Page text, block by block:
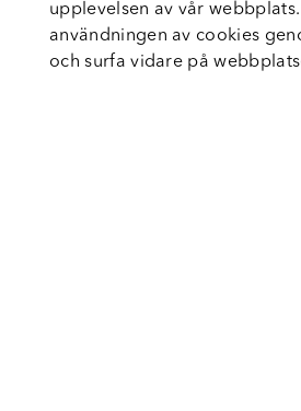
upplevelsen av vår
användningen av cookies
och surfa vidare på